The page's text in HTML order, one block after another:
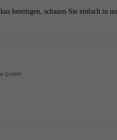
benötigen, schauen Sie einfach in
GmbH